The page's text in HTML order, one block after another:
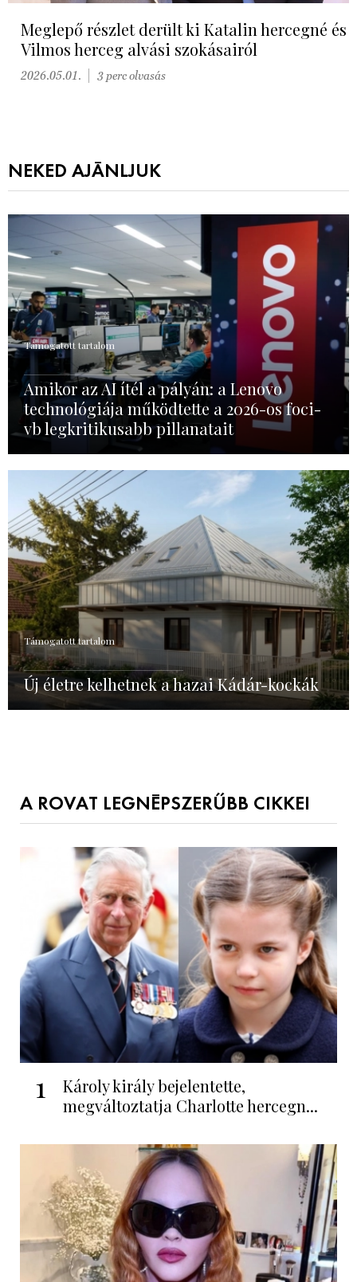
Meglepő részlet derült ki Katalin hercegné és
Vilmos herceg alvási szokásairól
2026.05.01. 3 perc olvasás
NEKED AJÁNLJUK
Támogatott tartalom
Amikor az AI ítél a pályán: a Lenovo
technológiája működtette a 2026-os foci-
vb legkritikusabb pillanatait
Támogatott tartalom
Új életre kelhetnek a hazai Kádár-kockák
A ROVAT LEGNÉPSZERŰBB CIKKEI
1
Károly király bejelentette,
megváltoztatja Charlotte hercegn...